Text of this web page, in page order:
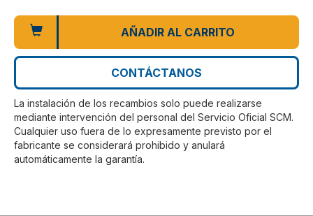
AÑADIR AL CARRITO
CONTÁCTANOS
La instalación de los recambios solo puede realizarse
mediante intervención del personal del Servicio Oficial SCM.
Cualquier uso fuera de lo expresamente previsto por el
fabricante se considerará prohibido y anulará
automáticamente la garantía.